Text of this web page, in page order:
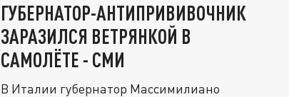
ГУБЕРНАТОР-АНТИПРИВИВОЧНИК
ЗАРАЗИЛСЯ ВЕТРЯНКОЙ В
САМОЛЁТЕ - СМИ
В Италии губернатор Массимилиано